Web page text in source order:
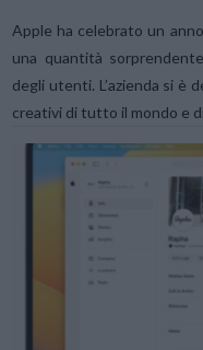
Apple ha celebrato un
una quantità
degli utenti. L’azienda si è
creativi di tutto il mondo e